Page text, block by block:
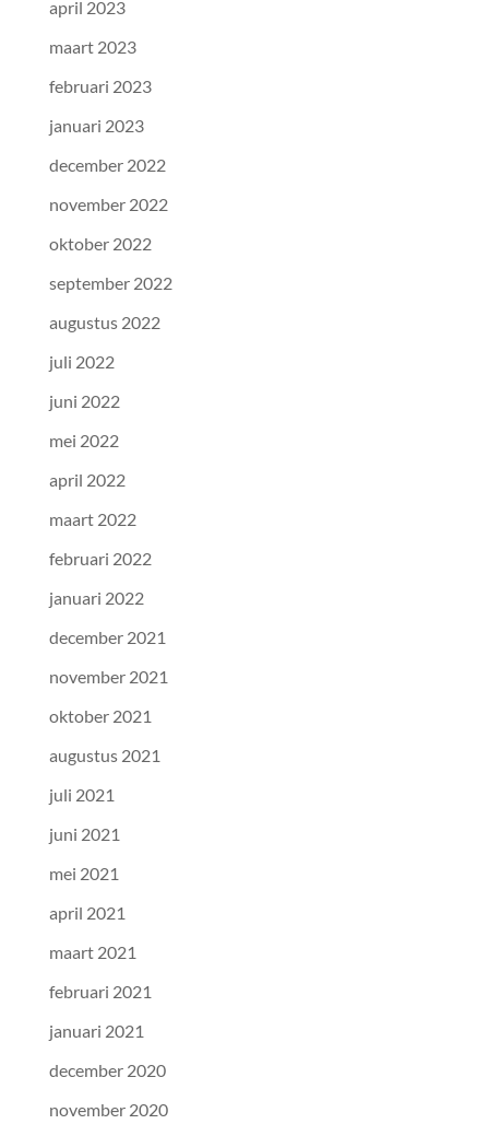
april 2023
maart 2023
februari 2023
januari 2023
december 2022
november 2022
oktober 2022
september 2022
augustus 2022
juli 2022
juni 2022
mei 2022
april 2022
maart 2022
februari 2022
januari 2022
december 2021
november 2021
oktober 2021
augustus 2021
juli 2021
juni 2021
mei 2021
april 2021
maart 2021
februari 2021
januari 2021
december 2020
november 2020